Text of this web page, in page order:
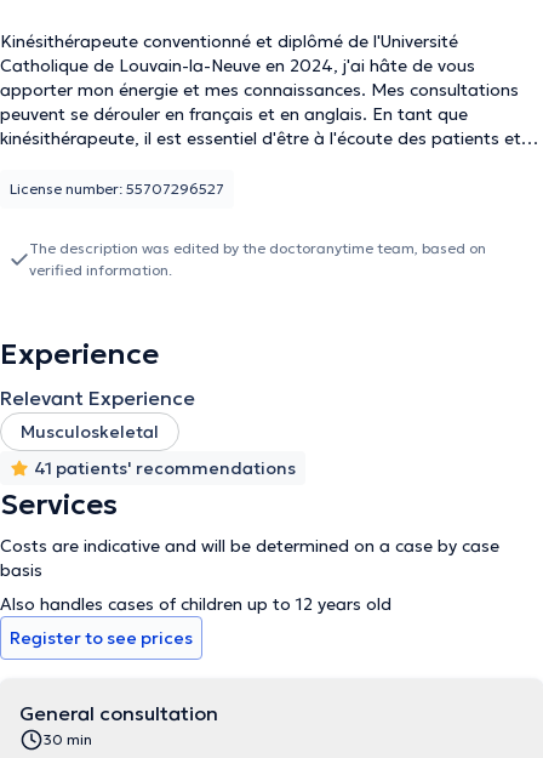
Kinésithérapeute conventionné et diplômé de l'Université
Catholique de Louvain-la-Neuve en 2024, j'ai hâte de vous
apporter mon énergie et mes connaissances. Mes consultations
peuvent se dérouler en français et en anglais. En tant que
kinésithérapeute, il est essentiel d'être à l'écoute des patients et
De plus, il est crucial de disposer d'une master boite à outils
afin de rester à jour avec les bonnes pratiques et à proposer des
traitements de qualités et adaptés à chacun.
License number: 55707296527
The description was edited by the doctoranytime team, based on
verified information.
Experience
Relevant Experience
Musculoskeletal
41 patients' recommendations
Services
Costs are indicative and will be determined on a case by case
basis
Also handles cases of children up to 12 years old
Register to see prices
General consultation
30 min